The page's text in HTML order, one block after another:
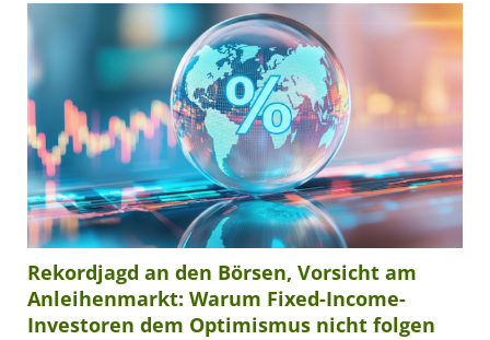
Rekordjagd an den Börsen, Vorsicht am
Anleihenmarkt: Warum Fixed-Income-
Investoren dem Optimismus nicht folgen